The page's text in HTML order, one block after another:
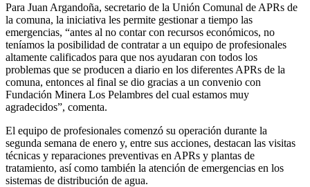
Para Juan Argandoña, secretario de la Unión Comunal de APRs de
la comuna, la iniciativa les permite gestionar a tiempo las
emergencias, “antes al no contar con recursos económicos, no
teníamos la posibilidad de contratar a un equipo de profesionales
altamente calificados para que nos ayudaran con todos los
problemas que se producen a diario en los diferentes APRs de la
comuna, entonces al final se dio gracias a un convenio con
Fundación Minera Los Pelambres del cual estamos muy
agradecidos”, comenta.
El equipo de profesionales comenzó su operación durante la
segunda semana de enero y, entre sus acciones, destacan las visitas
técnicas y reparaciones preventivas en APRs y plantas de
tratamiento, así como también la atención de emergencias en los
sistemas de distribución de agua.